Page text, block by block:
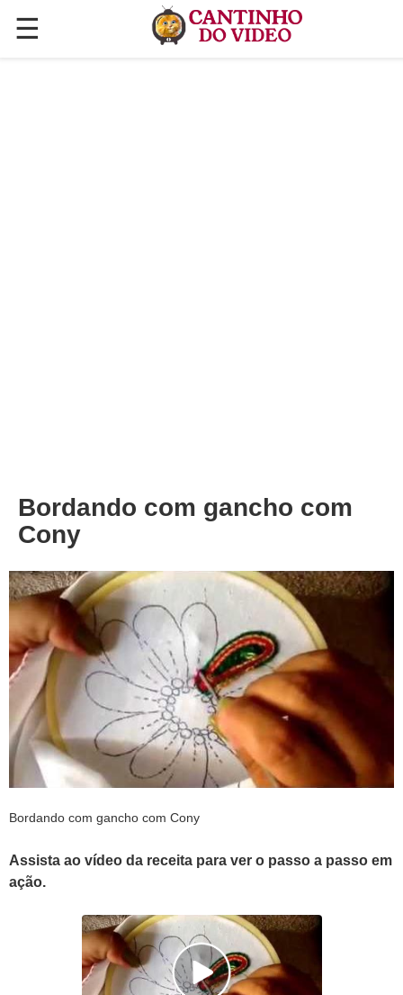
☰
✕
Bordando com gancho com
Cony
Bordando com gancho com Cony
Assista ao vídeo da receita para ver o passo a passo em
ação.